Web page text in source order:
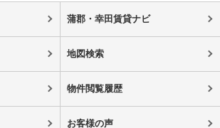
蒲郡・幸田賃貸ナビ
地図検索
物件閲覧履歴
お客様の声